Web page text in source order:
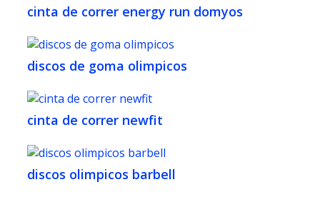
cinta de correr energy run domyos
discos de goma olimpicos
cinta de correr newfit
discos olimpicos barbell